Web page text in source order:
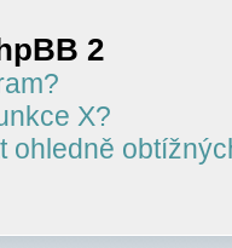
2
X?
ohledně